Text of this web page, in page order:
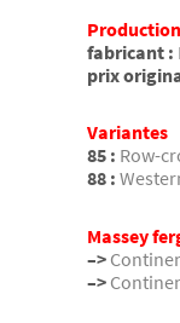
Production
fabricant :
prix
Variantes
85 : Row-
88 :
Massey
–>
–>